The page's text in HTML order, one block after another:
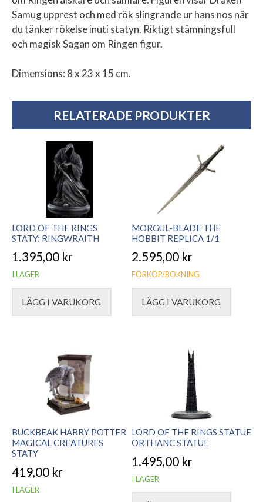
Samug upprest och med rök slingrande ur hans nos när
du tänker rökelse inuti statyn. Riktigt stämningsfull
och magisk Sagan om Ringen figur.
Dimensions: 8 x 23 x 15 cm.
RELATERADE PRODUKTER
LORD OF THE RINGS
STATY: RINGWRAITH
1.395,00 kr
I LAGER
LÄGG I VARUKORG
MORGUL-BLADE THE
HOBBIT REPLICA 1/1
2.595,00 kr
FÖRKÖP/BOKNING
LÄGG I VARUKORG
BUCKBEAK HARRY POTTER
MAGICAL CREATURES
STATY
419,00 kr
I LAGER
LORD OF THE RINGS STATUE
ORTHANC STATUE
1.495,00 kr
I LAGER